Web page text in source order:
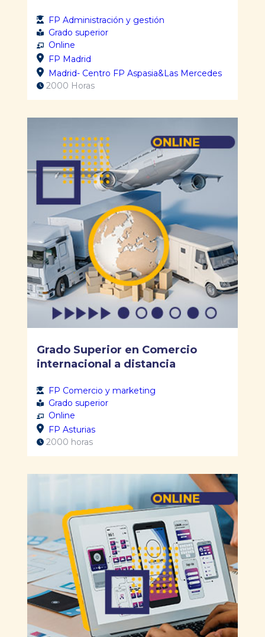
FP Administración y gestión
Grado superior
Online
FP Madrid
Madrid- Centro FP Aspasia&Las Mercedes
2000 Horas
Grado Superior en Comercio
internacional a distancia
FP Comercio y marketing
Grado superior
Online
FP Asturias
2000 horas